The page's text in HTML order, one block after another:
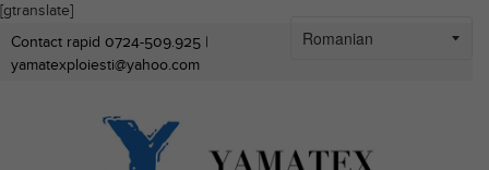
[gtranslate]
Contact rapid 0724-509.925 |
yamatexploiesti@yahoo.com